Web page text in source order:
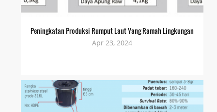
Peningkatan Produksi Rumput Laut Yang Ramah Lingkungan
Apr 23, 2024